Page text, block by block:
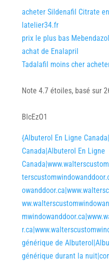
acheter Sildenafil Citrate
latelier34.fr
prix le plus bas
achat de Enalapril
Tadalafil moins cher
Note 4.7étoiles, basé sur
BlcEzO1
{Albuterol En Ligne
Canada|Albuterol En Ligne
générique de
générique durant la